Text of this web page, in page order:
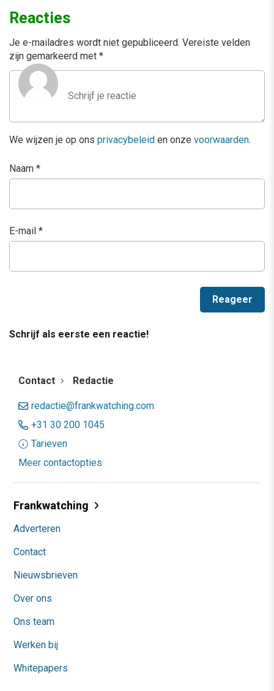
Reacties
Je e-mailadres wordt niet gepubliceerd. Vereiste velden
zijn gemarkeerd met *
We wijzen je op ons privacybeleid en onze voorwaarden.
Naam *
E-mail *
Schrijf als eerste een reactie!
Contact Redactie
redactie@frankwatching.com
+31 30 200 1045
Tarieven
Meer contactopties
Frankwatching
Adverteren
Contact
Nieuwsbrieven
Over ons
Ons team
Werken bij
Whitepapers